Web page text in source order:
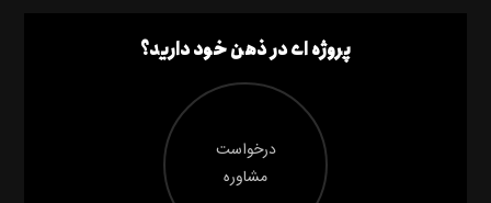
پروژه ای در ذهن خود دارید؟
درخواست
مشاوره